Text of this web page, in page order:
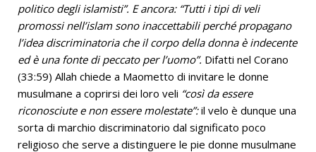
politico degli islamisti”. E ancora: “Tutti i tipi di veli
promossi nell’islam sono inaccettabili perché propagano
l’idea discriminatoria che il corpo della donna è indecente
ed è una fonte di peccato per l’uomo”. Difatti nel Corano
(33:59) Allah chiede a Maometto di invitare le donne
musulmane a coprirsi dei loro veli “così da essere
riconosciute e non essere molestate”:il velo è dunque una
sorta di marchio discriminatorio dal significato poco
religioso che serve a distinguere le pie donne musulmane